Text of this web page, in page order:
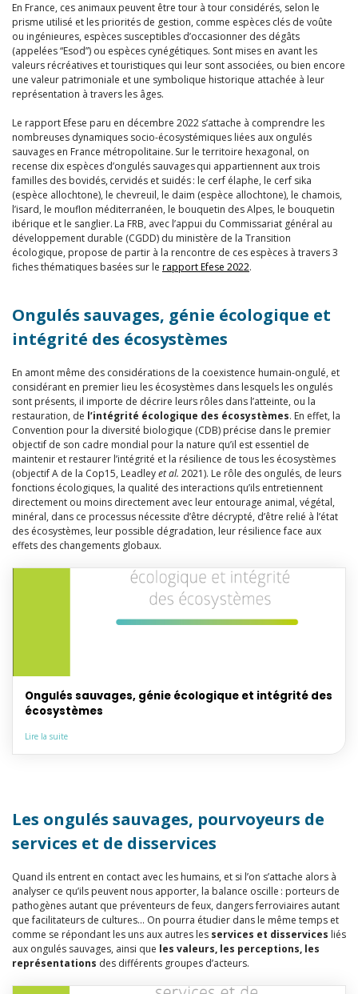
En France, ces animaux peuvent être tour à tour considérés, selon le
prisme utilisé et les priorités de gestion, comme espèces clés de voûte
ou ingénieures, espèces susceptibles d’occasionner des dégâts
(appelées “Esod”) ou espèces cynégétiques. Sont mises en avant les
valeurs récréatives et touristiques qui leur sont associées, ou bien encore
une valeur patrimoniale et une symbolique historique attachée à leur
représentation à travers les âges.
Le rapport Efese paru en décembre 2022 s’attache à comprendre les
nombreuses dynamiques socio-écosystémiques liées aux ongulés
sauvages en France métropolitaine. Sur le territoire hexagonal, on
recense dix espèces d’ongulés sauvages qui appartiennent aux trois
familles des bovidés, cervidés et suidés : le cerf élaphe, le cerf sika
(espèce allochtone), le chevreuil, le daim (espèce allochtone), le chamois,
l’isard, le mouflon méditerranéen, le bouquetin des Alpes, le bouquetin
ibérique et le sanglier. La FRB, avec l’appui du Commissariat général au
développement durable (CGDD) du ministère de la Transition
écologique, propose de partir à la rencontre de ces espèces à travers 3
fiches thématiques basées sur le rapport Efese 2022.
Ongulés sauvages, génie écologique et
intégrité des écosystèmes
En amont même des considérations de la coexistence humain-ongulé, et
considérant en premier lieu les écosystèmes dans lesquels les ongulés
sont présents, il importe de décrire leurs rôles dans l’atteinte, ou la
restauration, de l’intégrité écologique des écosystèmes. En effet, la
Convention pour la diversité biologique (CDB) précise dans le premier
objectif de son cadre mondial pour la nature qu’il est essentiel de
maintenir et restaurer l’intégrité et la résilience de tous les écosystèmes
(objectif A de la Cop15, Leadleyet al. 2021). Le rôle des ongulés, de leurs
fonctions écologiques, la qualité des interactions qu’ils entretiennent
directement ou moins directement avec leur entourage animal, végétal,
minéral, dans ce processus nécessite d’être décrypté, d’être relié à l’état
des écosystèmes, leur possible dégradation, leur résilience face aux
effets des changements globaux.
Ongulés sauvages, génie écologique et intégrité des
écosystèmes
Lire la suite
Les ongulés sauvages, pourvoyeurs de
services et de disservices
Quand ils entrent en contact avec les humains, et si l’on s’attache alors à
analyser ce qu’ils peuvent nous apporter, la balance oscille : porteurs de
pathogènes autant que préventeurs de feux, dangers ferroviaires autant
que facilitateurs de cultures… On pourra étudier dans le même temps et
comme se répondant les uns aux autres les services et disservices liés
aux ongulés sauvages, ainsi que les valeurs, les perceptions, les
représentations des différents groupes d’acteurs.